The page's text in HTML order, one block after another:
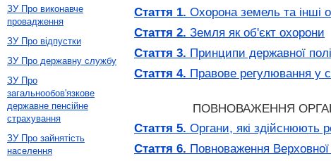
Стаття 1. Охорона земель та інші
Стаття 2. Земля як об'єкт охорони
Стаття 3. Принципи державної
Стаття 4. Правове регулювання у
ПОВНОВАЖЕННЯ
Стаття 5. Органи, які здійснюють
Стаття 6. Повноваження
ЗУ Про виконавче
провадження
ЗУ Про відпустки
ЗУ Про державну службу
ЗУ Про
загальнообов'язкове
державне пенсійне
страхування
ЗУ Про зайнятість
населення